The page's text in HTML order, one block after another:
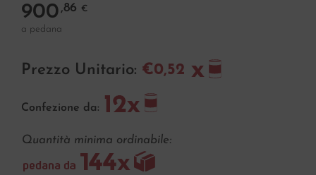
900 ,86 €
a pedana
Prezzo Unitario: €0,52
Confezione da:
Quantità minima ordinabile: